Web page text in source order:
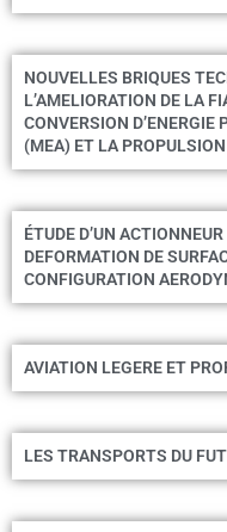
NOUVELLES BRIQUES
L’AMELIORATION DE LA
CONVERSION D’ENERGIE
(MEA) ET LA
ÉTUDE D’UN
DEFORMATION DE
CONFIGURATION
AVIATION LEGERE ET
LES TRANSPORTS DU